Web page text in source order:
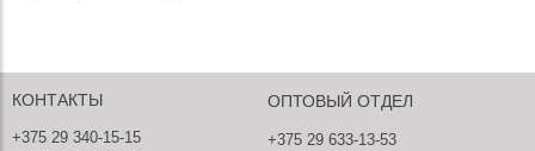
КОНТАКТЫ
+375 29 340-15-15
ОПТОВЫЙ ОТДЕЛ
+375 29 633-13-53